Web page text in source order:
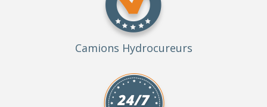
Camions Hydrocureurs